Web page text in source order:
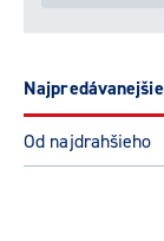
najpredávanejšie
od najdrahšieho